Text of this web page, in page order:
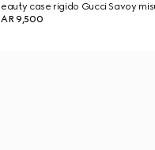
case rigido Gucci Savoy
9,500